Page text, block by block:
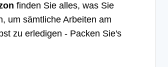
finden Sie alles, was Sie
um sämtliche Arbeiten am
zu erledigen - Packen Sie's